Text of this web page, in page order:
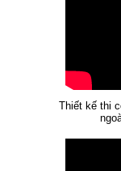
Thiết kế thi